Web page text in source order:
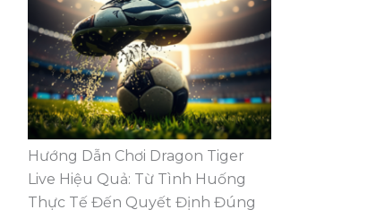
Hướng Dẫn Chơi Dragon Tiger
Live Hiệu Quả: Từ Tình Huống
Thực Tế Đến Quyết Định Đúng